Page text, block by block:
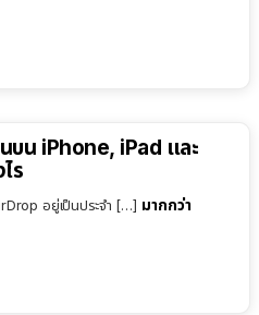
บน iPhone, iPad และ
ร
อยู่เป็นประจำ […] มากกว่า